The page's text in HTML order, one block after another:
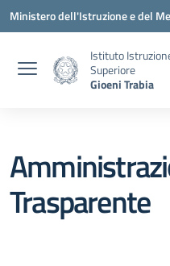
Vai ai contenuti
Vai al menu di navigazione
Vai al footer
Ministero dell'Istruzione e del
Istituto
Superiore
Gioeni Trabia
Trasparente